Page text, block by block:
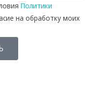
Политики
на обработку моих